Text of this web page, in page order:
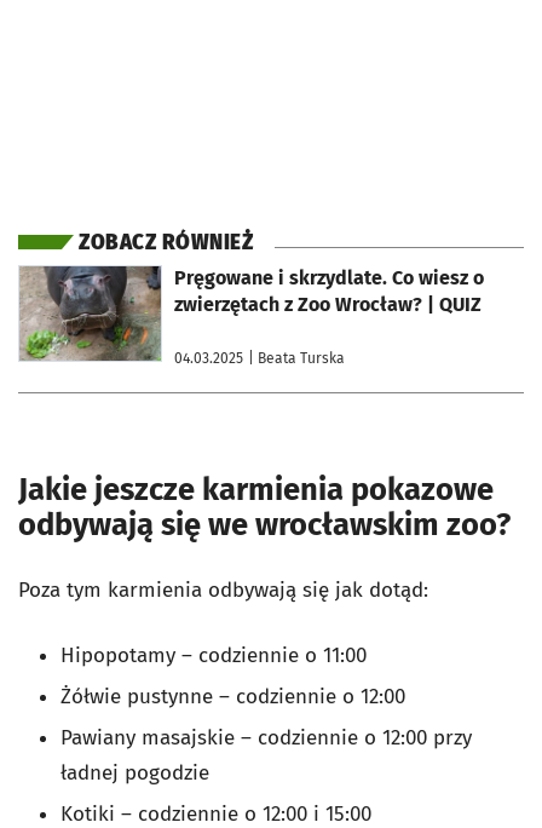
ZOBACZ RÓWNIEŻ
Pręgowane i skrzydlate. Co wiesz o
zwierzętach z Zoo Wrocław? | QUIZ
04.03.2025 | Beata Turska
otworzy się w nowej karcie
Jakie jeszcze karmienia pokazowe
odbywają się we wrocławskim zoo?
Poza tym karmienia odbywają się jak dotąd:
Hipopotamy – codziennie o 11:00
Żółwie pustynne – codziennie o 12:00
Pawiany masajskie – codziennie o 12:00 przy
ładnej pogodzie
Kotiki – codziennie o 12:00 i 15:00